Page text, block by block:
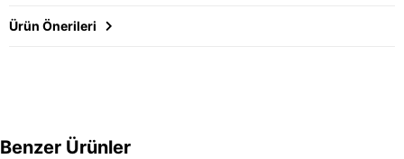
Ürün Önerileri
Benzer Ürünler